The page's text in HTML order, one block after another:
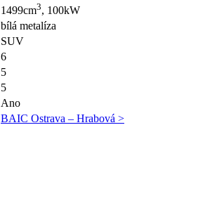
1499cm3, 100kW
bílá metalíza
SUV
6
5
5
Ano
BAIC Ostrava – Hrabová >